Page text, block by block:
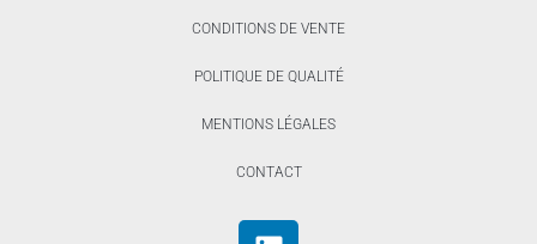
CONDITIONS DE VENTE
POLITIQUE DE QUALITÉ
MENTIONS LÉGALES
CONTACT